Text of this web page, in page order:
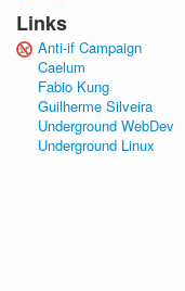
Links
Anti-if Campaign
Caelum
Fabio Kung
Guilherme Silveira
Underground WebDev
Underground Linux